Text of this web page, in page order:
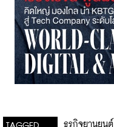
ธุรกิจยานยนต์